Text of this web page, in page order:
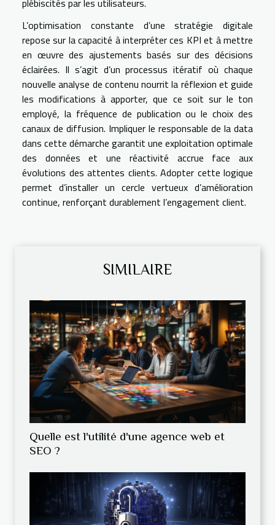
plébiscités par les utilisateurs.
L’optimisation constante d’une stratégie digitale
repose sur la capacité à interpréter ces KPI et à mettre
en œuvre des ajustements basés sur des décisions
éclairées. Il s’agit d’un processus itératif où chaque
nouvelle analyse de contenu nourrit la réflexion et guide
les modifications à apporter, que ce soit sur le ton
employé, la fréquence de publication ou le choix des
canaux de diffusion. Impliquer le responsable de la data
dans cette démarche garantit une exploitation optimale
des données et une réactivité accrue face aux
évolutions des attentes clients. Adopter cette logique
permet d’installer un cercle vertueux d’amélioration
continue, renforçant durablement l’engagement client.
SIMILAIRE
Quelle est l'utilité d'une agence web et
SEO ?